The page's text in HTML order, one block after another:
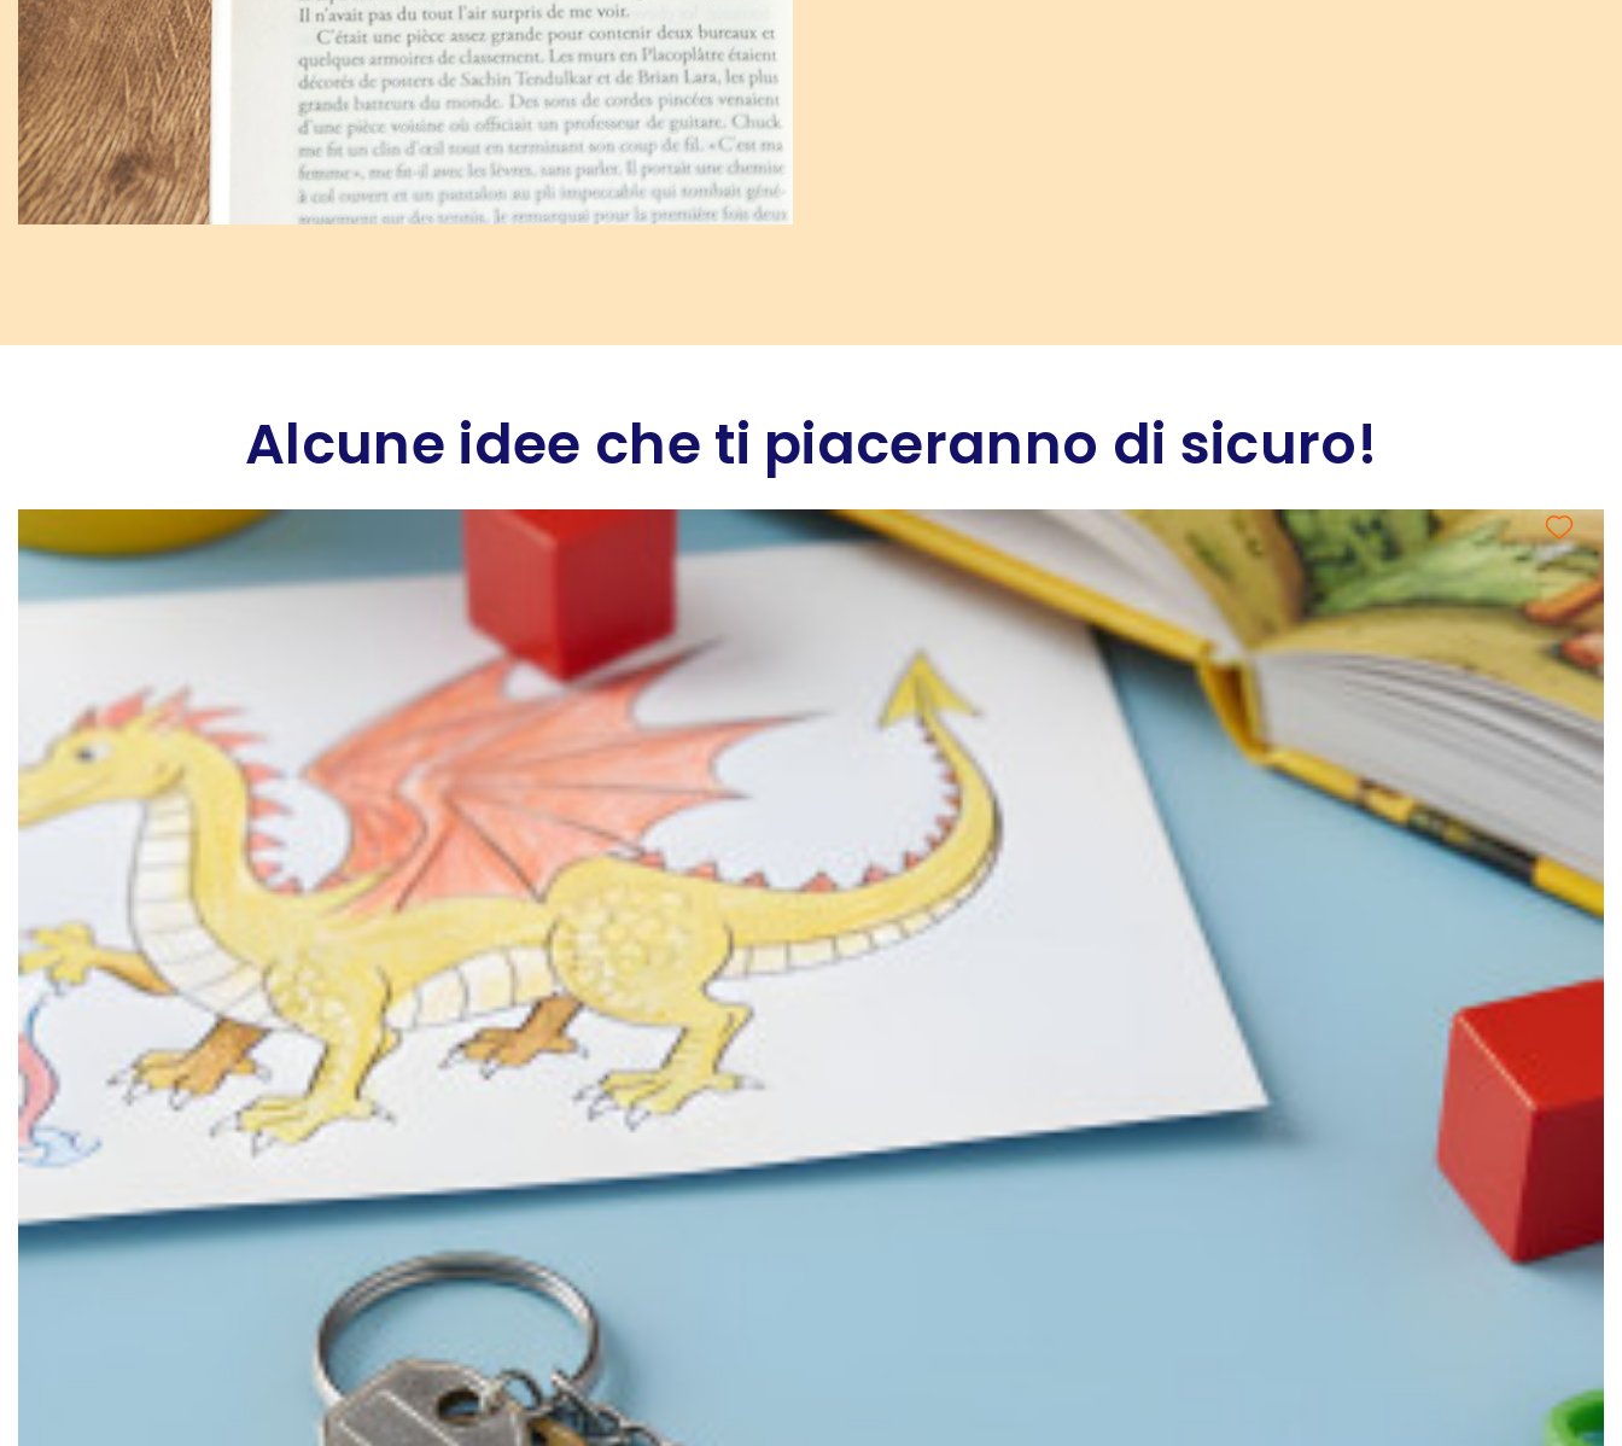
Alcune idee che ti piaceranno di sicuro!